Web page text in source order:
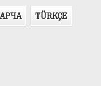
TÜRKÇE